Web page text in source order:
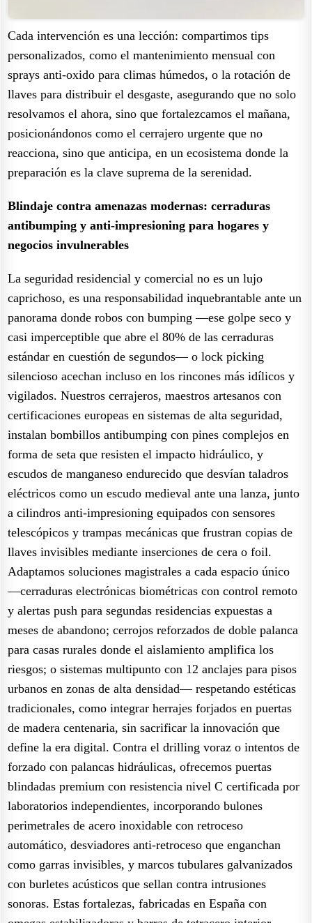
Cada intervención es una lección: compartimos tips
personalizados, como el mantenimiento mensual con
sprays anti-oxido para climas húmedos, o la rotación de
llaves para distribuir el desgaste, asegurando que no solo
resolvamos el ahora, sino que fortalezcamos el mañana,
posicionándonos como el cerrajero urgente que no
reacciona, sino que anticipa, en un ecosistema donde la
preparación es la clave suprema de la serenidad.
Blindaje contra amenazas modernas: cerraduras
antibumping y anti-impresioning para hogares y
negocios invulnerables
La seguridad residencial y comercial no es un lujo
caprichoso, es una responsabilidad inquebrantable ante un
panorama donde robos con bumping —ese golpe seco y
casi imperceptible que abre el 80% de las cerraduras
estándar en cuestión de segundos— o lock picking
silencioso acechan incluso en los rincones más idílicos y
vigilados. Nuestros cerrajeros, maestros artesanos con
certificaciones europeas en sistemas de alta seguridad,
instalan bombillos antibumping con pines complejos en
forma de seta que resisten el impacto hidráulico, y
escudos de manganeso endurecido que desvían taladros
eléctricos como un escudo medieval ante una lanza, junto
a cilindros anti-impresioning equipados con sensores
telescópicos y trampas mecánicas que frustran copias de
llaves invisibles mediante inserciones de cera o foil.
Adaptamos soluciones magistrales a cada espacio único
—cerraduras electrónicas biométricas con control remoto
y alertas push para segundas residencias expuestas a
meses de abandono; cerrojos reforzados de doble palanca
para casas rurales donde el aislamiento amplifica los
riesgos; o sistemas multipunto con 12 anclajes para pisos
urbanos en zonas de alta densidad— respetando estéticas
tradicionales, como integrar herrajes forjados en puertas
de madera centenaria, sin sacrificar la innovación que
define la era digital. Contra el drilling voraz o intentos de
forzado con palancas hidráulicas, ofrecemos puertas
blindadas premium con resistencia nivel C certificada por
laboratorios independientes, incorporando bulones
perimetrales de acero inoxidable con retroceso
automático, desviadores anti-retroceso que enganchan
como garras invisibles, y marcos tubulares galvanizados
con burletes acústicos que sellan contra intrusiones
sonoras. Estas fortalezas, fabricadas en España con